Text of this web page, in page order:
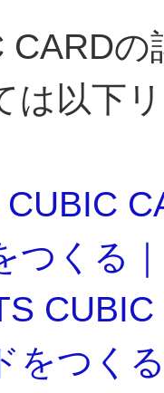
CARD
は以下
CUBIC
つくる
をつく